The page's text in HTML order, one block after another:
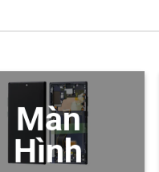
Màn
Hình